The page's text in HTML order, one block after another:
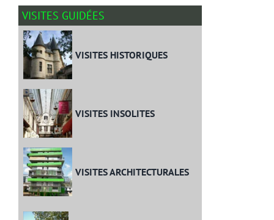
VISITES GUIDÉES
VISITES HISTORIQUES
VISITES INSOLITES
VISITES ARCHITECTURALES